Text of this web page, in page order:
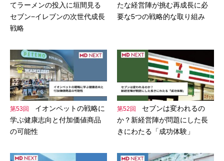
てラーメンの投入に垣間見る
セブン−イレブンの次世代成長
戦略
たな経営陣が挑む再成長に必
要な5つの戦略的な取り組み
第53回
イオンペットの戦略に
学ぶ健康志向と付加価値商品
の可能性
第52回
セブンは変われるの
か？新経営陣が問題にした長
きにわたる「成功体験」